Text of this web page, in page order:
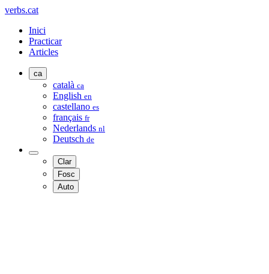
verbs.cat
Inici
Practicar
Articles
ca
català ca
English en
castellano es
français fr
Nederlands nl
Deutsch de
Clar
Fosc
Auto